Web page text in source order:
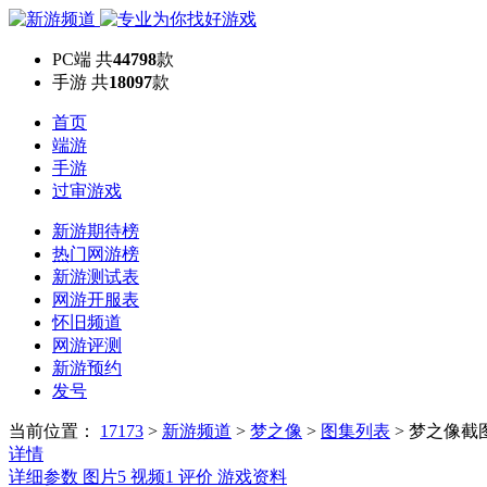
PC端 共44798款
手游 共18097款
首页
端游
手游
过审游戏
新游期待榜
热门网游榜
新游测试表
网游开服表
怀旧频道
网游评测
新游预约
发号
当前位置： 17173 > 新游频道 > 梦之像 > 图集列表 > 梦之像截
详情
详细参数 图片5 视频1 评价 游戏资料